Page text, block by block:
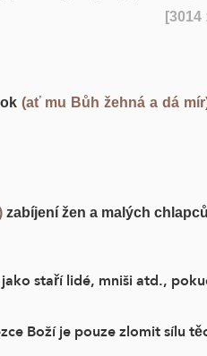
(ať mu Bůh žehná a dá
zabíjení žen a malých
staří lidé, mniši atd.,
Boží je pouze zlomit sílu